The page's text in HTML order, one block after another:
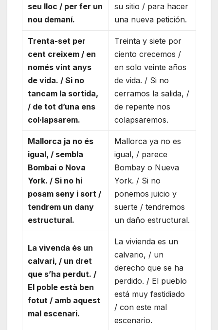
seu lloc / per fer un
nou demaní.
su sitio / para hacer
una nueva petición.
Trenta-set per
cent creixem / en
només vint anys
de vida. / Si no
tancam la sortida,
/ de tot d’una ens
col·lapsarem.
Treinta y siete por
ciento crecemos /
en solo veinte años
de vida. / Si no
cerramos la salida, /
de repente nos
colapsaremos.
Mallorca ja no és
igual, / sembla
Bombai o Nova
York. / Si no hi
posam seny i sort /
tendrem un dany
estructural.
Mallorca ya no es
igual, / parece
Bombay o Nueva
York. / Si no
ponemos juicio y
suerte / tendremos
un daño estructural.
La vivenda és un
calvari, / un dret
que s’ha perdut. /
El poble està ben
fotut / amb aquest
mal escenari.
La vivienda es un
calvario, / un
derecho que se ha
perdido. / El pueblo
está muy fastidiado
/ con este mal
escenario.